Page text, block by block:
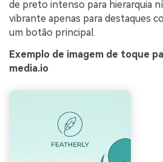
de preto intenso para hierarquia
vibrante apenas para destaques
um botão principal.
Exemplo de imagem de toque
media.io